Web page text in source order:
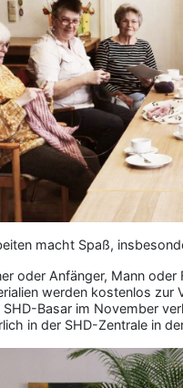
macht Spaß,
oder Anfänger, Mann
werden kostenlos zur
Basar im November
in der SHD-Zentrale in